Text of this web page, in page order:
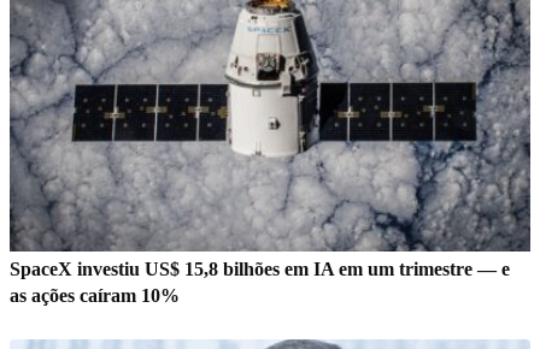
SpaceX investiu US$ 15,8 bilhões em IA em um trimestre — e
as ações caíram 10%